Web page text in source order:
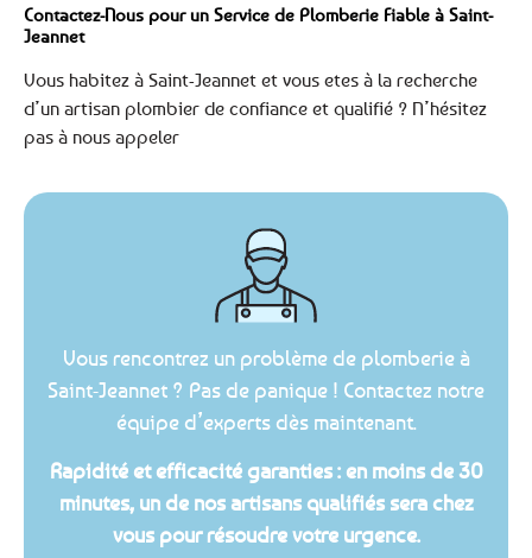
Contactez-Nous pour un Service de Plomberie Fiable à Saint-
Jeannet
Vous habitez à Saint-Jeannet et vous etes à la recherche
d’un artisan plombier de confiance et qualifié ? N’hésitez
pas à nous appeler
Vous rencontrez un problème de plomberie à
Saint-Jeannet ? Pas de panique ! Contactez notre
équipe d’experts dès maintenant.
Rapidité et efficacité garanties : en moins de 30
minutes, un de nos artisans qualifiés sera chez
vous pour résoudre votre urgence.